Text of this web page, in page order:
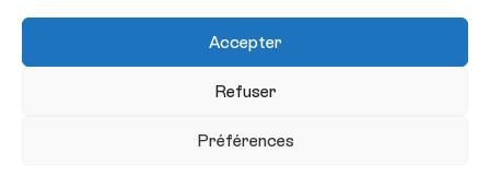
Accepter
Refuser
Préférences
Restez informé•e
Recevoir notre newsletter